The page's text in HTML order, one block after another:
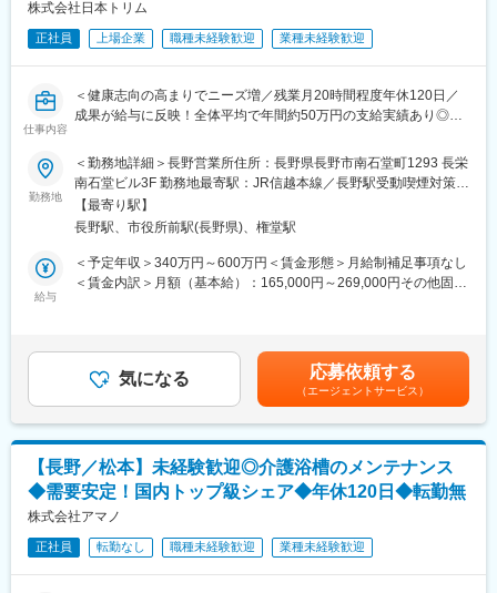
学技士などです。そのため、これまで得た知識を活かせる場面が
多く、資格を持っていることが強みになります！
またご経験されたからこそ、お客様の苦労に共感できるため親し
みを持っていただけます！
ライフプランの変化に伴い、夜勤を無くしたい！土日休みにした
い！頑張った分だけ評価されて給与を上げたい！とお考えの方に
■この仕事の特徴・やりがい
・医療機器1つで診断精度や治療効率が大きく変わるため、医療現
場に直接貢献している実感を得られます。
スタイルです。
・在宅医療やAEDなど、提案できる商材・サービスの幅が広いこ
・大手フクダ電子グループならではの安定した環境◎プロ野球・J
リーグの観戦や福利厚生施設の他、定期的に開催される勉強会や
各種研修制度・eラーニングの導入など、業界未経験も活躍できる
フォロー体制も充実しております。
・年間休日125日×土日祝日休み、夏季休暇や年末年始休暇があ
り、プライベートを大切にできる働きやすい環境です。
変更の範囲：会社の定める業務
株式会社日本トリム
正社員 上場企業 職種未経験歓迎 業種未経験歓迎
仕事内容
＜健康志向の高まりでニーズ増／残業月20時間程度年休120日／
成果が給与に反映！全体平均で年間約50万円の支給実績あり◎＞
【仕事の内容】
当社は、東証プライム上場の電解水素水整水器メーカーです。
今回募集するのは、法人企業の従業員様向けに製品説明会・体験
会を行う営業職です。
新規飛び込みや無作為なテレアポではなく、代理店からの紹介先
やお問い合わせのあった法人様が中心です。
入社後は専任トレーナーがつき、商品知識・説明トーク・商談の
【求人ポイント◎】
■未経験の方も歓迎です。異業種・営業未経験から入社された方も
■成績等に応じて若くしてのキャリアアップが可能です。(30代で
の支店長登用実績多数あり)
■固定給に加え、販売実績に応じたインセンティブ制度がありま
す。
全体平均で年間約50万円の支給実績があり、成果に応じてさらに
高収入を目指すことも可能です。
入社後すぐに数字を任せるのではなく、研修・同行を経て段階的
勤務地
＜勤務地詳細＞長野営業所住所：長野県長野市南石堂町1293 長栄
南石堂ビル3F 勤務地最寄駅：JR信越本線／長野駅受動喫煙対策：
屋内全面禁煙変更の範囲：会社の定める事業所
【最寄り駅】
長野駅、市役所前駅(長野県)、権堂駅
給与
＜予定年収＞340万円～600万円＜賃金形態＞月給制補足事項なし
＜賃金内訳＞月額（基本給）：165,000円～269,000円その他固定
＞有＜残業手当＞有＜給与補足＞■固定給に加え、販売実績に応じ
たインセンティブ制度があります。■昇給年１回■賞与：年2回（7
月・12月）基本給の3ヶ月分程度を想定賃金はあくまでも目安の
金額であり、選考を通じて上下する可能性があります。月給(月額)
は固定手当を含めた表記です。
気になる 応募依頼する
（エージェントサービス）
【長野／松本】未経験歓迎◎介護浴槽のメンテナンス
◆需要安定！国内トップ級シェア◆年休120日◆転勤無
株式会社アマノ
正社員 転勤なし 職種未経験歓迎 業種未経験歓迎